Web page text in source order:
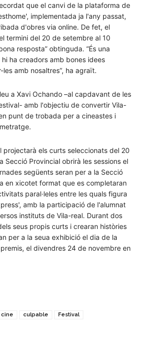
que el canvi de la plataforma de
implementada ja l'any passat,
d'obres via online. De fet, el
termini del 20 de setembre al 10
resposta” obtinguda. “És una
ha creadors amb bones idees
amb nosaltres”, ha agraït.
a Xavi Ochando –al capdavant de les
amb l'objectiu de convertir Vila-
punt de trobada per a cineastes i
projectarà els curts seleccionats del 20
Secció Provincial obrirà les sessions el
següents seran per a la Secció
en xicotet format que es completaran
paral·leles entre les quals figura
amb la participació de l'alumnat
instituts de Vila-real. Durant dos
seus propis curts i crearan històries
per a la seua exhibició el dia de la
el divendres 24 de novembre en
cine culpable Festival